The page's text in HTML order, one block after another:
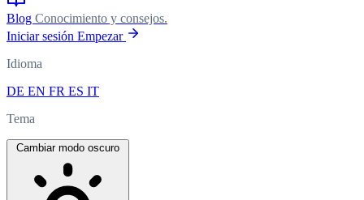
Blog Conocimiento y consejos.
Iniciar sesión Empezar
Idioma
DE EN FR ES IT
Tema
Cambiar modo oscuro